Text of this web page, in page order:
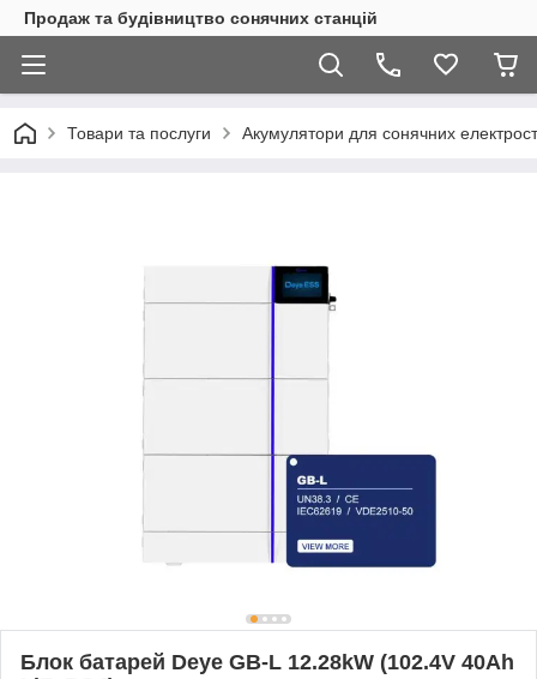
Продаж та будівництво сонячних станцій
Товари та послуги Акумулятори для сонячних
Блок батарей Deye GB-L 12.28kW (102.4V 40Ah